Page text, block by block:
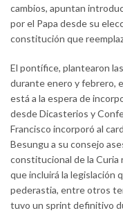
cambios, apuntan
por el Papa desde su
constitución que
El pontífice, plantearon
durante enero y febrero,
está a la espera de
desde Dicasterios y
Francisco incorporó al
Besungu a su consejo
constitucional de la Curia
que incluirá la legislación
pederastia, entre otros
tuvo un sprint definitivo